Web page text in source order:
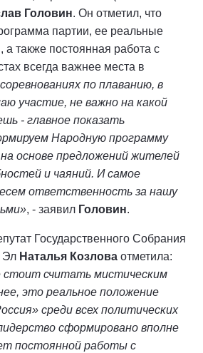
Головин. Он отметил, что
партии, ее реальные
а также постоянная работа с
всегда важнее места в
по плаванию, в
участие, не важно на какой
- главное показать
Народную программу
основе предложений жителей
и чаяний. И самое
ответственность за нашу
, - заявил Головин.
Государственного Собрания
Эл Наталья Козлова отметила:
стоит считать мистическим
это реальное положение
среди всех политических
сформировано вполне
постоянной работы с